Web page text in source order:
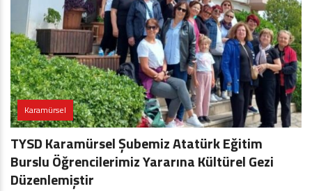
Karamürsel
TYSD Karamürsel Şubemiz Atatürk Eğitim
Burslu Öğrencilerimiz Yararına Kültürel Gezi
Düzenlemiştir